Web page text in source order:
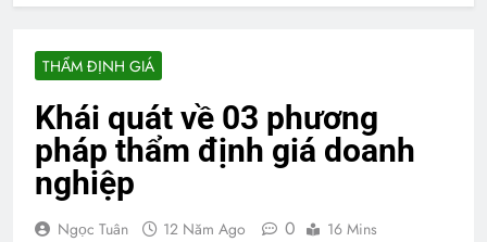
THẨM ĐỊNH GIÁ
Khái quát về 03 phương
pháp thẩm định giá doanh
nghiệp
Ngọc Tuân 12 Năm Ago 0 16 Mins